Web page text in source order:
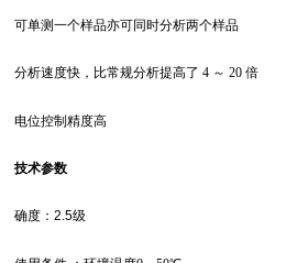
可单测一个样品亦可同时分析两个样品
分析速度快，比常规分析提高了 4 ～ 20 倍
电位控制精度高
技术参数
确度：2.5级